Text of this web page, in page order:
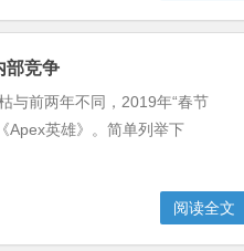
部竞争
与前两年不同，2019年“春节
英雄》。简单列举下
阅读全文